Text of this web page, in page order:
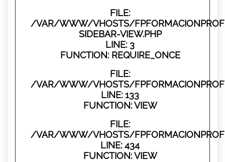
FILE:
/VAR/WWW/VHOSTS/
SIDEBAR-VIEW.PHP
LINE: 3
FUNCTION: REQUIRE_ONCE
FILE:
/VAR/WWW/VHOSTS/
LINE: 133
FUNCTION: VIEW
FILE:
/VAR/WWW/VHOSTS/
LINE: 434
FUNCTION: VIEW